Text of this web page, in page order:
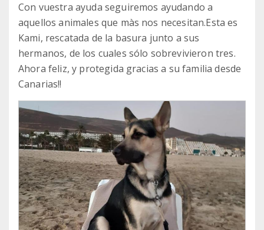
Con vuestra ayuda seguiremos ayudando a
aquellos animales que màs nos necesitan.Esta es
Kami, rescatada de la basura junto a sus
hermanos, de los cuales sólo sobrevivieron tres.
Ahora feliz, y protegida gracias a su familia desde
Canarias!!